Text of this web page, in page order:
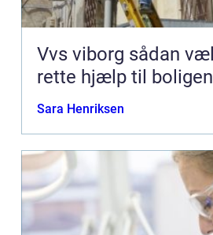
Vvs viborg sådan vælger du den
rette hjælp til boligen
Sara Henriksen